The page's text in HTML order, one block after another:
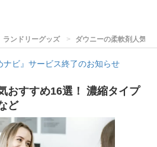
ランドリーグッズ ダウニーの柔軟剤人気お
ナビ』サービス終了のお知らせ
おすすめ16選！ 濃縮タイプ
ど